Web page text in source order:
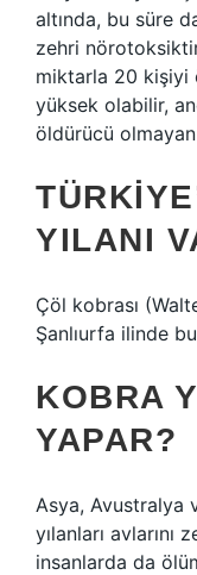
altında, bu süre
zehri
miktarla 20 kişiyi
yüksek olabilir,
öldürücü
YILANI
Çöl kobrası
Şanlıurfa ilinde
KOBRA
YAPAR?
Asya, Avustralya
yılanları avlarını
insanlarda da